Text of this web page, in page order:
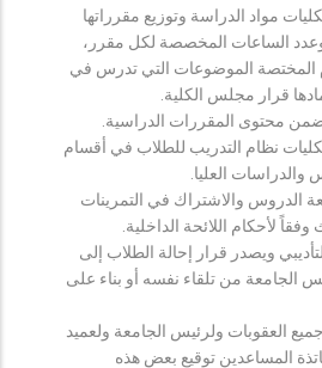
مواد الدراسة وتوزيع مقرراتها
الساعات المخصصة لكل مقرر،
المختصة الموضوعات التي تدرس في
قرار مجلس الكلية.
محتوى المقررات الدراسية.
نظام التدريب للطلاب في أقسام
والدراسات العليا.
الدروس والاشتراك في التمرينات
لأحكام اللائحة الداخلية.
ويصدر قرار إحالة الطلاب إلى
الجامعة من تلقاء نفسه أو بناء على
العقوبات ولرئيس الجامعة ولعميد
المساعدين توقيع بعض هذه